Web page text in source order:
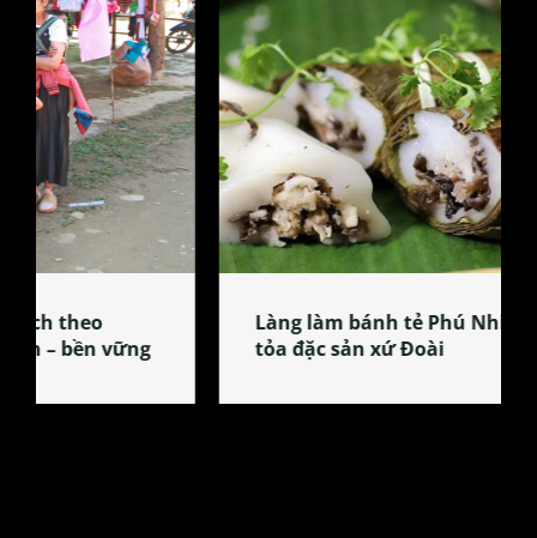
Làng làm bánh tẻ Phú Nhi – nơi lan
tỏa đặc sản xứ Đoài